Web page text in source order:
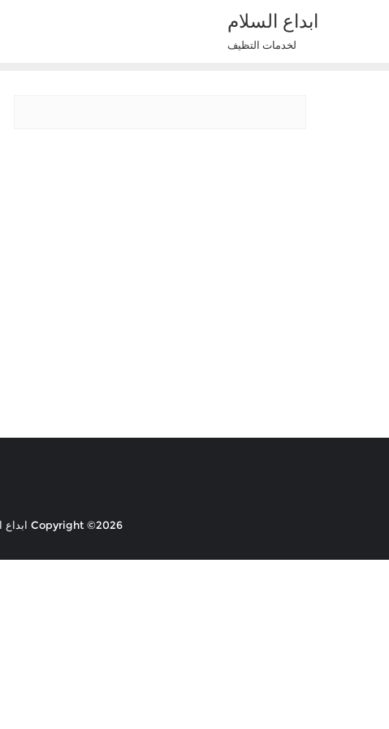
ابداع السلام
لخدمات التظيف
Copyright ©2026 ابداع السلام . All rights reserved.